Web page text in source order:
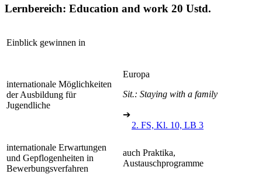
Lernbereich: Education and work 20 Ustd.
Einblick gewinnen in
internationale Möglichkeiten
der Ausbildung für
Jugendliche
Europa
Sit.: Staying with a family
➔
2. FS, Kl. 10, LB 3
internationale Erwartungen
und Gepflogenheiten in
Bewerbungsverfahren
auch Praktika,
Austauschprogramme